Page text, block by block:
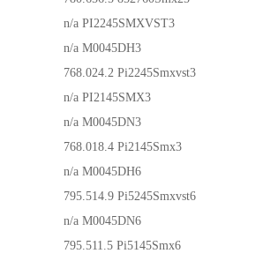
n/a PI2245SMXVST3
n/a M0045DH3
768.024.2 Pi2245Smxvst3
n/a PI2145SMX3
n/a M0045DN3
768.018.4 Pi2145Smx3
n/a M0045DH6
795.514.9 Pi5245Smxvst6
n/a M0045DN6
795.511.5 Pi5145Smx6